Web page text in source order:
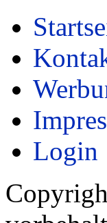
Login